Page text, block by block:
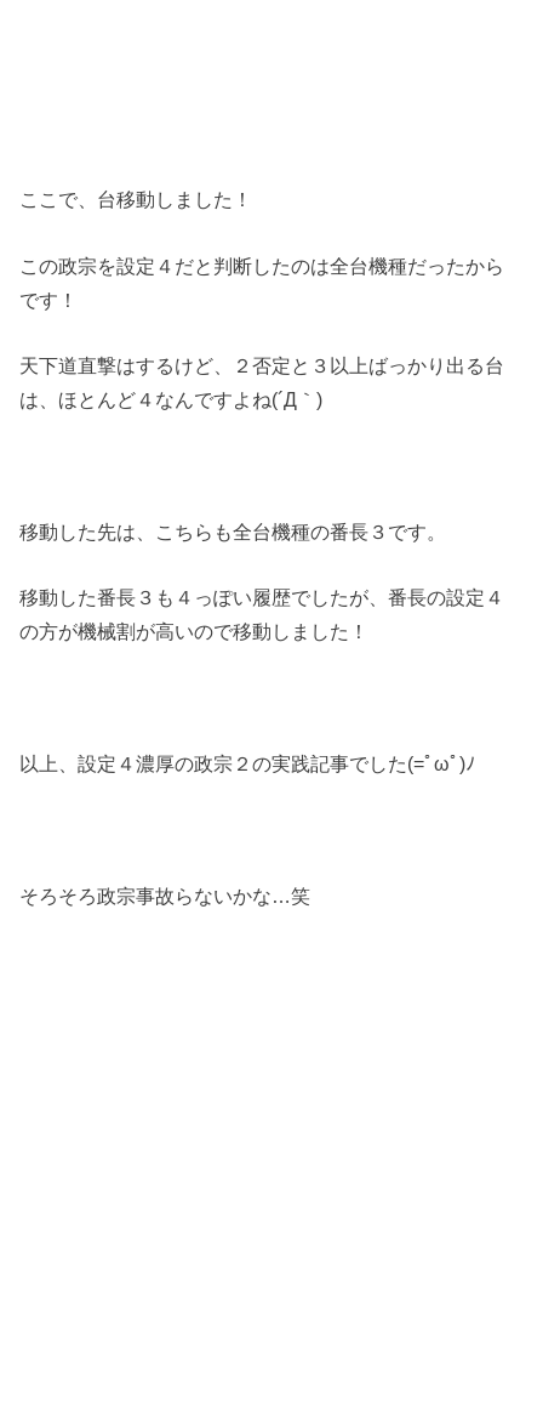
ここで、台移動しました！
この政宗を設定４だと判断したのは全台機種だったから
です！
天下道直撃はするけど、２否定と３以上ばっかり出る台
は、ほとんど４なんですよね(´Д｀)
移動した先は、こちらも全台機種の番長３です。
移動した番長３も４っぽい履歴でしたが、番長の設定４
の方が機械割が高いので移動しました！
以上、設定４濃厚の政宗２の実践記事でした(=ﾟωﾟ)ﾉ
そろそろ政宗事故らないかな…笑